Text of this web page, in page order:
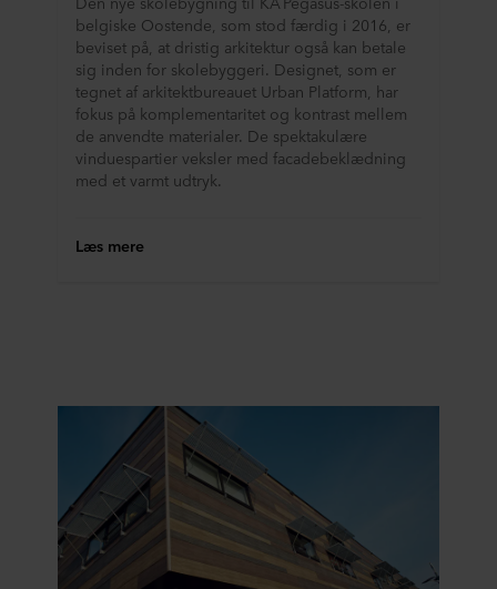
belgiske Oostende, som stod færdig i 2016, er
beviset på, at dristig arkitektur også kan betale
sig inden for skolebyggeri. Designet, som er
tegnet af arkitektbureauet Urban Platform, har
fokus på komplementaritet og kontrast mellem
de anvendte materialer. De spektakulære
vinduespartier veksler med facadebeklædning
med et varmt udtryk.
Læs mere